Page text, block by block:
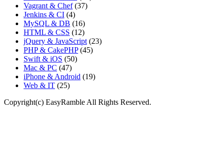
Vagrant & Chef(37)
Jenkins & CI (4)
MySQL & DB (16)
HTML & CSS (12)
jQuery & JavaScript (23)
PHP & CakePHP(45)
Swift & iOS (50)
Mac & PC (47)
iPhone & Android (19)
Web & IT (25)
Copyright(c) EasyRamble All Rights Reserved.